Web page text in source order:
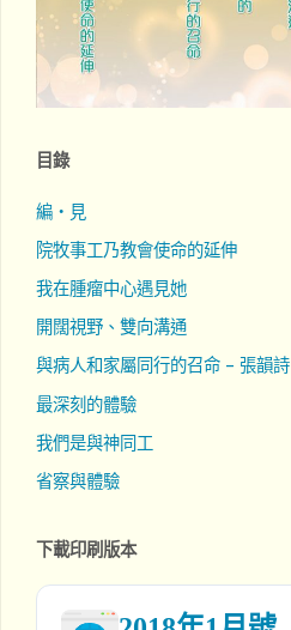
目錄
編‧見
院牧事工乃教會使命的延伸
我在腫瘤中心遇見她
開闊視野、雙向溝通
與病人和家屬同行的召命 – 張韻詩
最深刻的體驗
我們是與神同工
省察與體驗
下載印刷版本